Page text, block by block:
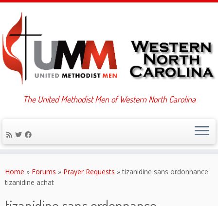
to
content
The United Methodist Men of Western North Carolina
Home » Forums » Prayer Requests » tizanidine sans ordonnance
tizanidine achat